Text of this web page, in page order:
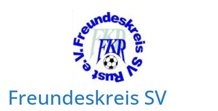
Freundeskreis SV